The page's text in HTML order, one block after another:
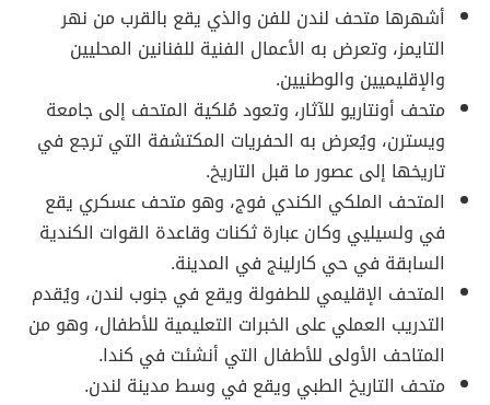
أشهرها متحف لندن للفن والذي يقع بالقرب من نهر
التايمز، وتعرض به الأعمال الفنية للفنانين المحليين
والإقليميين والوطنيين.
متحف أونتاريو للآثار، وتعود مُلكية المتحف إلى جامعة
ويسترن، ويُعرض به الحفريات المكتشفة التي ترجع في
تاريخها إلى عصور ما قبل التاريخ.
المتحف الملكي الكندي فوج، وهو متحف عسكري يقع
في ولسيليي وكان عبارة ثكنات وقاعدة القوات الكندية
السابقة في حي كارلينج في المدينة.
المتحف الإقليمي للطفولة ويقع في جنوب لندن، ويُقدم
التدريب العملي على الخبرات التعليمية للأطفال، وهو من
المتاحف الأولى للأطفال التي أنشئت في كندا.
متحف التاريخ الطبي ويقع في وسط مدينة لندن.